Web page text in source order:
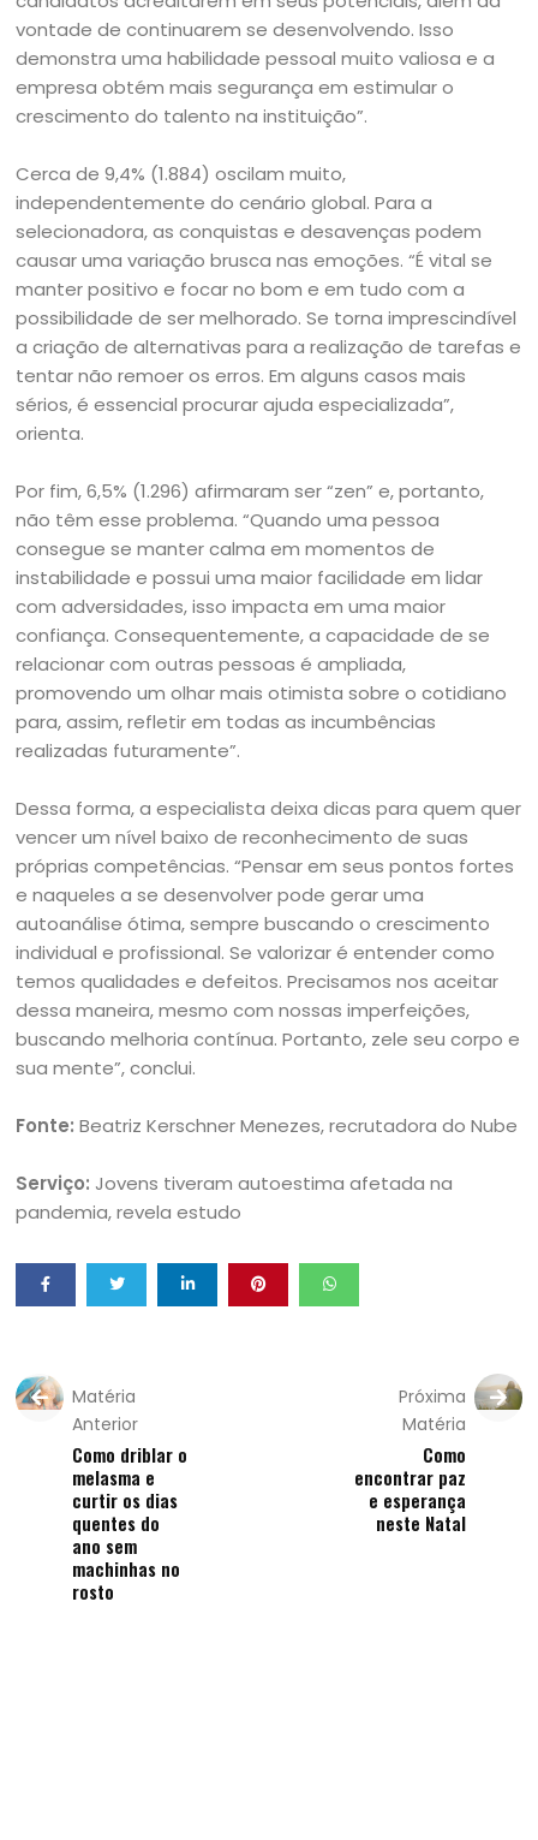
vontade de continuarem se desenvolvendo. Isso
demonstra uma habilidade pessoal muito valiosa e a
empresa obtém mais segurança em estimular o
crescimento do talento na instituição”.
Cerca de 9,4% (1.884) oscilam muito,
independentemente do cenário global. Para a
selecionadora, as conquistas e desavenças podem
causar uma variação brusca nas emoções. “É vital se
manter positivo e focar no bom e em tudo com a
possibilidade de ser melhorado. Se torna imprescindível
a criação de alternativas para a realização de tarefas e
tentar não remoer os erros. Em alguns casos mais
sérios, é essencial procurar ajuda especializada”,
orienta.
Por fim, 6,5% (1.296) afirmaram ser “zen” e, portanto,
não têm esse problema. “Quando uma pessoa
consegue se manter calma em momentos de
instabilidade e possui uma maior facilidade em lidar
com adversidades, isso impacta em uma maior
confiança. Consequentemente, a capacidade de se
relacionar com outras pessoas é ampliada,
promovendo um olhar mais otimista sobre o cotidiano
para, assim, refletir em todas as incumbências
realizadas futuramente”.
Dessa forma, a especialista deixa dicas para quem quer
vencer um nível baixo de reconhecimento de suas
próprias competências. “Pensar em seus pontos fortes
e naqueles a se desenvolver pode gerar uma
autoanálise ótima, sempre buscando o crescimento
individual e profissional. Se valorizar é entender como
temos qualidades e defeitos. Precisamos nos aceitar
dessa maneira, mesmo com nossas imperfeições,
buscando melhoria contínua. Portanto, zele seu corpo e
sua mente”, conclui.
Fonte:Beatriz Kerschner Menezes, recrutadora do Nube
Serviço: Jovens tiveram autoestima afetada na
pandemia, revela estudo
Matéria
Anterior
Como driblar o
melasma e
curtir os dias
quentes do
ano sem
machinhas no
rosto
Próxima
Matéria
Como
encontrar paz
e esperança
neste Natal